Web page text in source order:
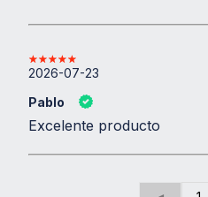
2026-07-23
Pablo
Excelente producto